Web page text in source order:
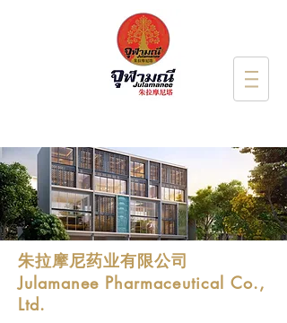
朱拉摩尼药业有限公司
Julamanee Pharmaceutical Co.,
Ltd.